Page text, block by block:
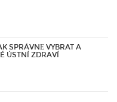
SPRÁVNĚ VYBRAT A
ÚSTNÍ ZDRAVÍ